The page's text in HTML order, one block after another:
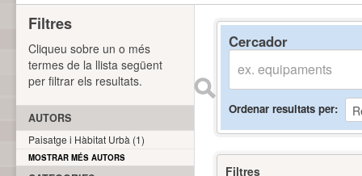
Cercador
Ordenar resultats per
Filtres
Filtres
Cliqueu sobre un o més
termes de la llista següent
per filtrar els resultats.
AUTORS
Paisatge i Hàbitat Urbà (1)
MOSTRAR MÉS AUTORS